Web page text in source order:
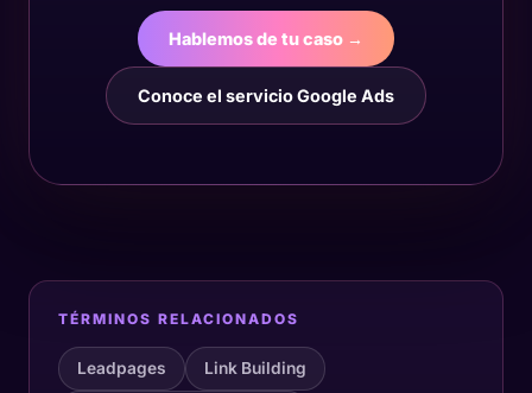
Hablemos de tu caso →
Conoce el servicio Google Ads
TÉRMINOS RELACIONADOS
Leadpages Link Building